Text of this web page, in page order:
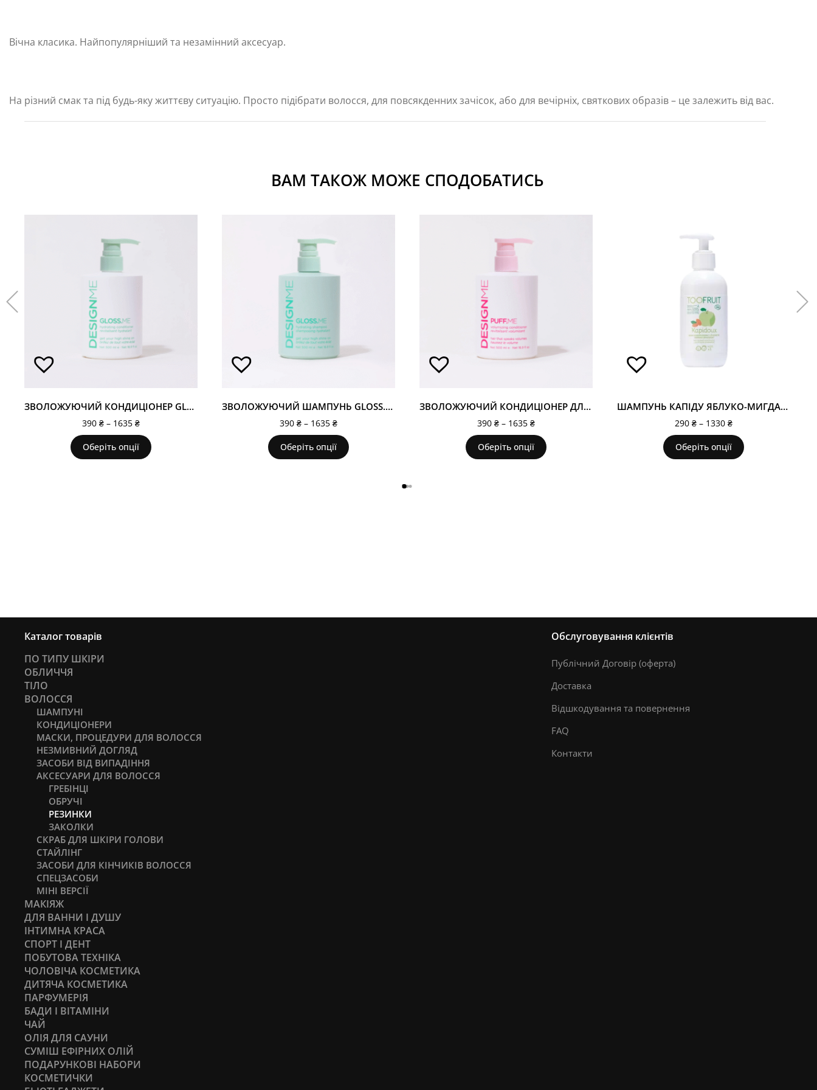
Вічна класика. Найпопулярніший та незамінний аксесуар.
На різний смак та під будь-яку життєву ситуацію. Просто підібрати волосся, для повсякденних зачісок, або для вечірніх, святкових образів – це залежить від вас.
ВАМ ТАКОЖ МОЖЕ СПОДОБАТИСЬ
ЗВОЛОЖУЮЧИЙ КОНДИЦІОНЕР GLOSS.ME
390 ₴ – 1635 ₴
Оберіть опції
ЗВОЛОЖУЮЧИЙ ШАМПУНЬ GLOSS.ME
390 ₴ – 1635 ₴
Оберіть опції
ЗВОЛОЖУЮЧИЙ КОНДИЦІОНЕР ДЛЯ ДОДАННЯ ОБ'ЄМУ PUFF.ME
390 ₴ – 1635 ₴
Оберіть опції
ШАМПУНЬ КАПІДУ ЯБЛУКО-МИГДАЛЬ
290 ₴ – 1330 ₴
Оберіть опції
Каталог товарів
ПО ТИПУ ШКІРИ
ОБЛИЧЧЯ
ТІЛО
ВОЛОССЯ
ШАМПУНІ
КОНДИЦІОНЕРИ
МАСКИ, ПРОЦЕДУРИ ДЛЯ ВОЛОССЯ
НЕЗМИВНИЙ ДОГЛЯД
ЗАСОБИ ВІД ВИПАДІННЯ
АКСЕСУАРИ ДЛЯ ВОЛОССЯ
ГРЕБІНЦІ
ОБРУЧІ
РЕЗИНКИ
ЗАКОЛКИ
СКРАБ ДЛЯ ШКІРИ ГОЛОВИ
СТАЙЛІНГ
ЗАСОБИ ДЛЯ КІНЧИКІВ ВОЛОССЯ
СПЕЦЗАСОБИ
МІНІ ВЕРСІЇ
МАКІЯЖ
ДЛЯ ВАННИ І ДУШУ
ІНТИМНА КРАСА
СПОРТ І ДЕНТ
ПОБУТОВА ТЕХНІКА
ЧОЛОВІЧА КОСМЕТИКА
ДИТЯЧА КОСМЕТИКА
ПАРФУМЕРІЯ
БАДИ І ВІТАМІНИ
ЧАЙ
ОЛІЯ ДЛЯ САУНИ
СУМІШ ЕФІРНИХ ОЛІЙ
ПОДАРУНКОВІ НАБОРИ
КОСМЕТИЧКИ
Обслуговування клієнтів
Публічний Договір (оферта)
Доставка
Відшкодування та повернення
FAQ
Контакти